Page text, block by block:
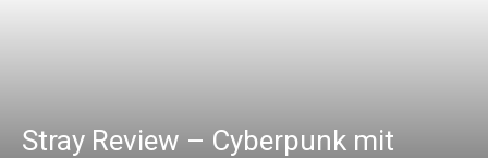
Stray Review – Cyberpunk mit